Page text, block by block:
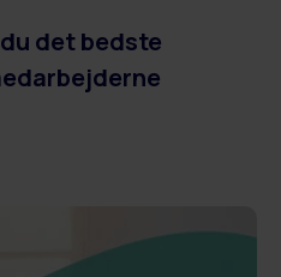
det bedste